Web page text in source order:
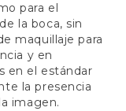
para el
la boca, sin
maquillaje para
y en
en el estándar
la presencia
imagen.